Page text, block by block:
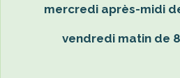
mercredi après-midi
vendredi matin de